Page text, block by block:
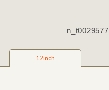
n_t0029577
12inch